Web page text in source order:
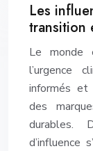
Les
transition
Le monde
l’urgence
informés et
des
durables.
d’influence